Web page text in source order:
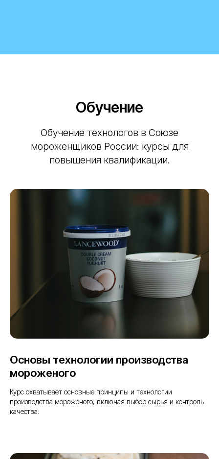
Обучение
Обучение технологов в Союзе
мороженщиков России: курсы для
повышения квалификации.
Основы технологии производства
мороженого
Курс охватывает основные принципы и технологии
производства мороженого, включая выбор сырья и контроль
качества.